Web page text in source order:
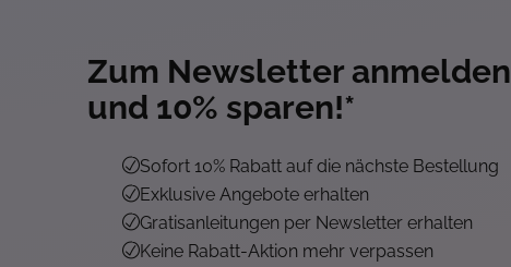
Zum Newsletter anmelden
und 10% sparen!*
Sofort 10% Rabatt auf die nächste Bestellung
Exklusive Angebote erhalten
Gratisanleitungen per Newsletter erhalten
Keine Rabatt-Aktion mehr verpassen